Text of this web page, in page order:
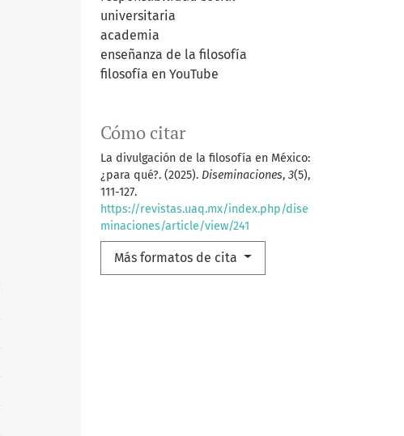
universitaria
academia
enseñanza de la filosofía
filosofía en YouTube
Cómo citar
La divulgación de la filosofía en México:
¿para qué?. (2025). Diseminaciones, 3(5),
111-127.
https://revistas.uaq.mx/index.php/dise
minaciones/article/view/241
Más formatos de cita